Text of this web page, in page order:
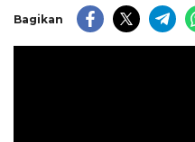
Bagikan